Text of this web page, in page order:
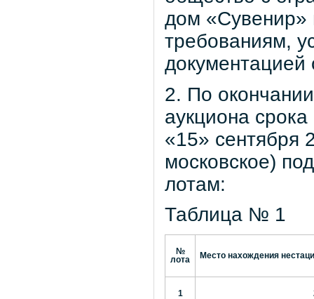
дом «Сувенир»
требованиям,
документацией
2. По
аукциона
«15» сентября
московское)
лотам:
Таблица № 1
№
лота
Место нахождения
1